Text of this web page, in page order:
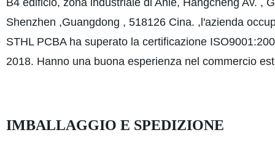
B4 edificio, zona industriale di Anle, Hangcheng Av. ,
Shenzhen ,Guangdong , 518126 Cina. ,l'azienda
STHL PCBA ha superato la certificazione
2018. Hanno una buona esperienza nel commercio
IMBALLAGGIO E SPEDIZIONE